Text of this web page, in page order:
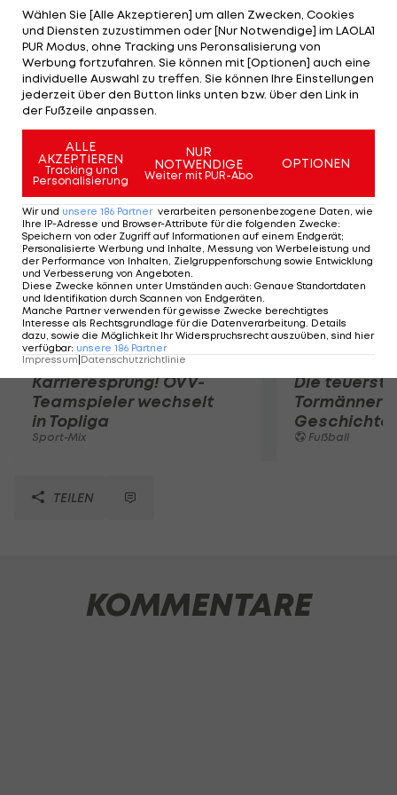
der Kontrakt des Deutschen nun bis 2015 läuft,
verleiht dem Team die nötige Ruhe und Stabilität,
um für die Zeit nach der Regel-Revolution planen
zu können. Auch Teamchef Christian Horner und
Design-Genie Adrian Newey haben feste
Verträge.
Mehr zum Thema
Karrieresprung! ÖVV-
Teamspieler wechselt
in Topliga
Sport-Mix
Die
Tormänner
Geschichte
Fußball
TEILEN
KOMMENTARE
Wählen Sie [Alle Akzeptieren] um allen Zwecken, Cookies
und Diensten zuzustimmen oder [Nur Notwendige] im LAOLA1
PUR Modus, ohne Tracking uns Peronsalisierung von
Werbung fortzufahren. Sie können mit [Optionen] auch eine
individuelle Auswahl zu treffen. Sie können Ihre Einstellungen
jederzeit über den Button links unten bzw. über den Link in
der Fußzeile anpassen.
ALLE
AKZEPTIEREN
Tracking und
Personalisierung
NUR
NOTWENDIGE
Weiter mit PUR-Abo
OPTIONEN
Wir und unsere 186 Partner verarbeiten personenbezogene Daten, wie
Ihre IP-Adresse und Browser-Attribute für die folgenden Zwecke:
Speichern von oder Zugriff auf Informationen auf einem Endgerät;
Personalisierte Werbung und Inhalte, Messung von Werbeleistung und
der Performance von Inhalten, Zielgruppenforschung sowie Entwicklung
und Verbesserung von Angeboten.
Diese Zwecke können unter Umständen auch: Genaue Standortdaten
und Identifikation durch Scannen von Endgeräten.
Manche Partner verwenden für gewisse Zwecke berechtigtes
Interesse als Rechtsgrundlage für die Datenverarbeitung. Details
dazu, sowie die Möglichkeit Ihr Widerspruchsrecht auszuüben, sind hier
verfügbar: unsere 186 Partner
Impressum Datenschutzrichtlinie